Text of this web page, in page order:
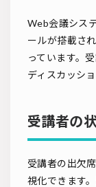
Web会議シス
ールが搭載さ
っています。
ディスカッシ
受講者の
受講者の出欠
視化できます